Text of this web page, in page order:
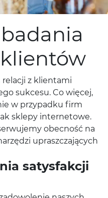
z klientami
sukcesu. Co więcej,
w przypadku firm
sklepy internetowe.
obecność na
upraszczających
satysfakcji